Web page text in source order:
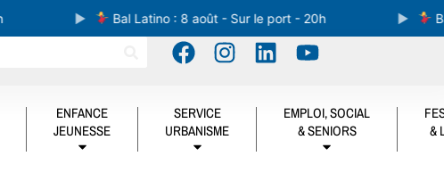
Bal Latino : 8 août - Sur le port - 20h Bal
ENFANCE
JEUNESSE
SERVICE
URBANISME
EMPLOI, SOCIAL
& SENIORS
&